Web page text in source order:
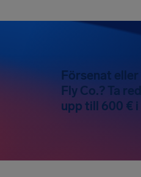
Försenat eller
Fly Co.? Ta
upp till 600 €